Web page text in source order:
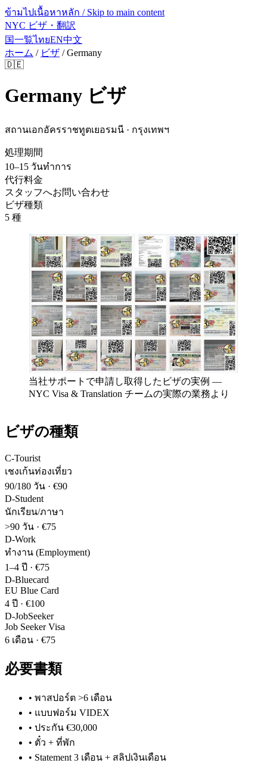
ข้ามไปเนื้อหาหลัก / Skip to main content
NYC ビザ・翻訳
国一覧ไทยEN中文
ホーム / ビザ /Germany
🇩🇪
Germany ビザ
สถานเอกอัครราชทูตเยอรมนี · กรุงเทพฯ
処理期間
10–15 วันทำการ
代行料金
スタッフへお問い合わせ
ビザ種類
5 種
当社サポートで申請し取得したビザの実例 —
NYC Visa & Translation チームの実際の業務より
ビザの種類
C-Tourist
เชงเก้นท่องเที่ยว
90/180 วัน · €90
D-Student
นักเรียน/ภาษา
>90 วัน · €75
D-Work
ทำงาน (Employment)
1–4 ปี · €75
D-Bluecard
EU Blue Card
4 ปี · €100
D-JobSeeker
Job Seeker Visa
6 เดือน · €75
必要書類
• พาสปอร์ต >6 เดือน
• แบบฟอร์ม VIDEX
• ประกัน €30,000
• ตั๋ว + ที่พัก
• Statement 3 เดือน + สลิปเงินเดือน